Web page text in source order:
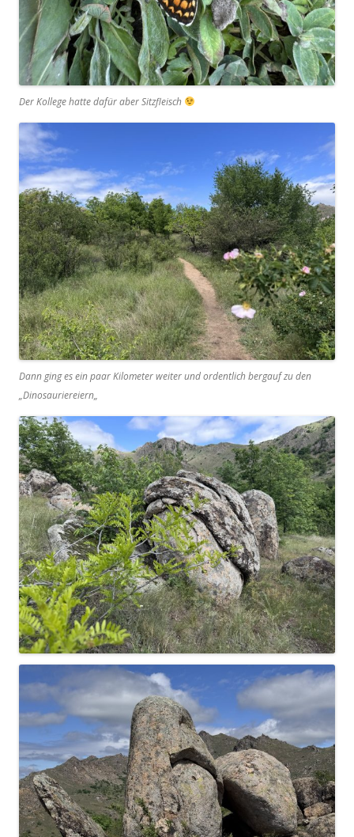
Der Kollege hatte dafür aber Sitzfleisch
Dann ging es ein paar Kilometer weiter und ordentlich bergauf zu den
„Dinosauriereiern„